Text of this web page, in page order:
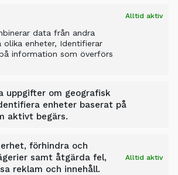
Alltid aktiv
data från andra
olika enheter, Identifierar
information som överförs
uppgifter om geografisk
enheter baserat på
aktivt begärs.
förhindra och
samt åtgärda fel,
reklam och innehåll.
Alltid aktiv
POWER